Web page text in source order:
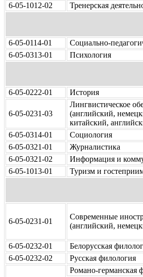
6-05-1012-02
Тренерская
6-05-0114-01 Социально-
6-05-0313-01
Психология
6-05-0222-01 История
6-05-0231-03
Лингвистическое
(английский,
китайский,
6-05-0314-01 Социология
6-05-0321-01
Журналистика
6-05-0321-02
Информация и
6-05-1013-01
Туризм и
6-05-0231-01
Современные
(английский,
6-05-0232-01 Белорусская
6-05-0232-02
Русская филология
Романо-германская